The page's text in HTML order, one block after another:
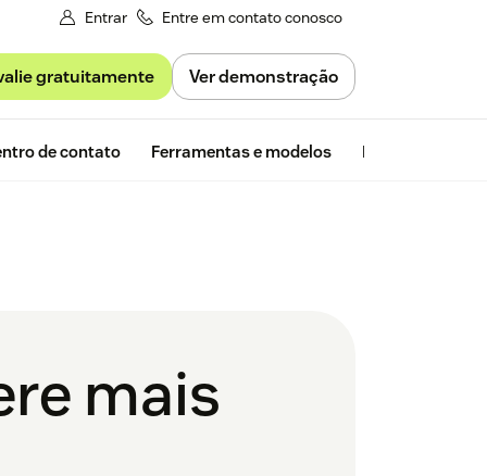
Entrar Entre em contato conosco
gratuitamente Ver demonstração
de contato Ferramentas e modelos Insights da
mais